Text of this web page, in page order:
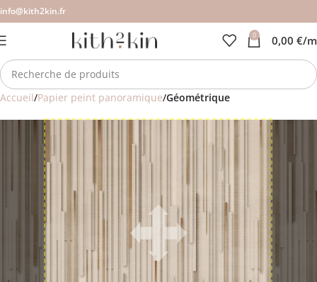
info@kith2kin.fr
0 0,00 €/
Accueil Papier peint panoramique Géométrique